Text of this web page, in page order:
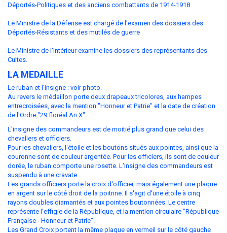
Déportés-Politiques et des anciens combattants de 1914-1918
Le Ministre de la Défense est chargé de l'examen des dossiers des
Déportés-Résistants et des mutilés de guerre
Le Ministre de l'Intérieur examine les dossiers des représentants des
Cultes.
LA MEDAILLE
Le ruban et l'insigne : voir photo.
Au revers le médaillon porte deux drapeaux tricolores, aux hampes
entrecroisées, avec la mention "Honneur et Patrie" et la date de création
de l'Ordre "29 floréal An X".
L'insigne des commandeurs est de moitié plus grand que celui des
chevaliers et officiers.
Pour les chevaliers, l'étoile et les boutons situés aux pointes, ainsi que la
couronne sont de couleur argentée. Pour les officiers, ils sont de couleur
dorée, le ruban comporte une rosette. L'insigne des commandeurs est
suspendu à une cravate.
Les grands officiers porte la croix d'officier, mais également une plaque
en argent sur le côté droit de la poitrine. Il s'agit d'une étoile à cinq
rayons doubles diamantés et aux pointes boutonnées. Le centre
représente l'effigie de la République, et la mention circulaire "République
Française - Honneur et Patrie".
Les Grand Croix portent la même plaque en vermeil sur le côté gauche